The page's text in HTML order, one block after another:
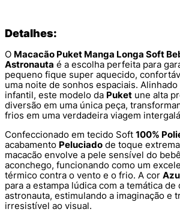
Detalhes:
O Macacão Puket Manga Longa Soft
Astronauta é a escolha perfeita para
pequeno fique super aquecido,
uma noite de sonhos espaciais.
infantil, este modelo da Puket une alta
diversão em uma única peça,
frios em uma verdadeira viagem
Confeccionado em tecido Soft 100%
acabamento Peluciado de toque
macacão envolve a pele sensível do
aconchego, funcionando como um
térmico contra o vento e o frio. A cor
para a estampa lúdica com a temática de
astronauta, estimulando a imaginação e
irresistível ao visual.